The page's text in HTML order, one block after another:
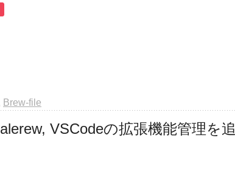
Brew-file
VSCodeの拡張機能管理を